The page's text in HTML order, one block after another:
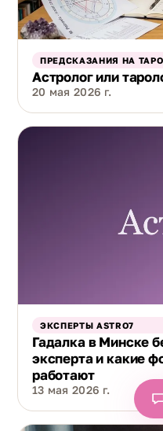
ПРЕДСКАЗАНИЯ НА ТАРО
Астролог или
20 мая 2026 г.
ЭКСПЕРТЫ ASTRO7
Гадалка в Минске
эксперта и какие
работают
13 мая 2026 г.